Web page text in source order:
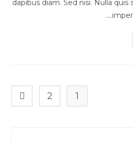
dapibus diam. Sed nisi. Nulla
1
2